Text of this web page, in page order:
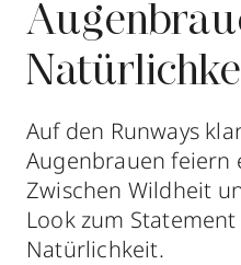
Aktionen
Storefinder
Auf den Runways
Augenbrauen feiern
Zwischen Wildheit
Look zum
Natürlichkeit.